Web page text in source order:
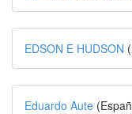
EDSON E HUDSON
Eduardo Aute